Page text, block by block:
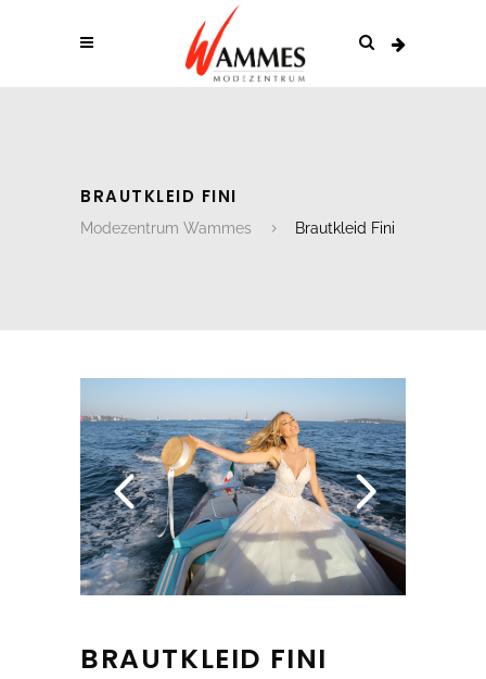
BRAUTKLEID FINI
Modezentrum Wammes Brautkleid Fini
BRAUTKLEID FINI